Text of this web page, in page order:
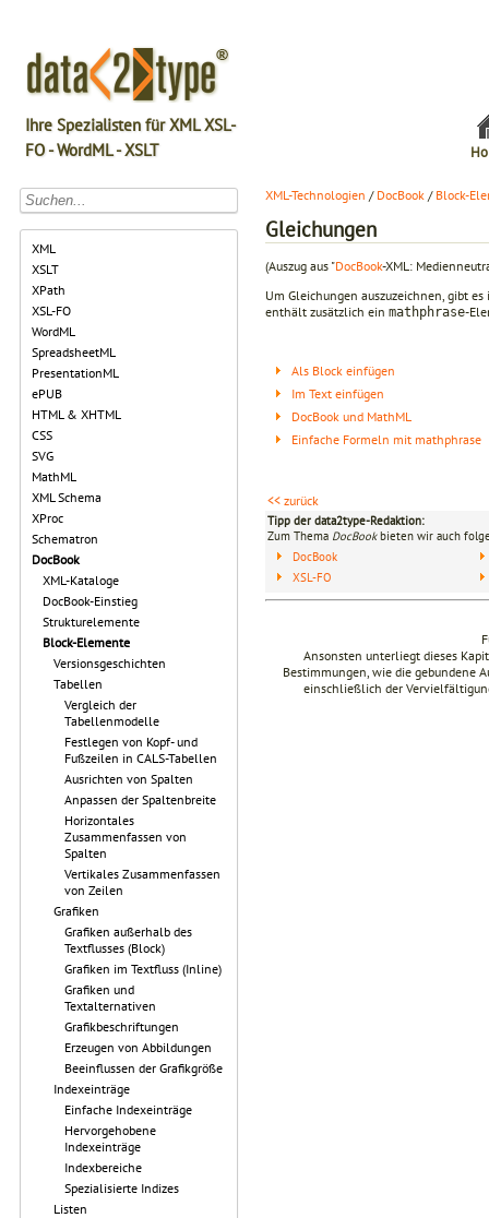
Ihre Spezialisten für XML XSL-
FO - WordML - XSLT
XML
XSLT
XPath
XSL-FO
WordML
SpreadsheetML
PresentationML
ePUB
HTML & XHTML
CSS
SVG
MathML
XML Schema
XProc
Schematron
DocBook
XML-Kataloge
DocBook-Einstieg
Strukturelemente
Block-Elemente
Versionsgeschichten
Tabellen
Vergleich der
Tabellenmodelle
Festlegen von Kopf- und
Fußzeilen in CALS-Tabellen
Ausrichten von Spalten
Anpassen der Spaltenbreite
Horizontales
Zusammenfassen von
Spalten
Vertikales Zusammenfassen
von Zeilen
Grafiken
Grafiken außerhalb des
Textflusses (Block)
Grafiken im Textfluss (Inline)
Grafiken und
Textalternativen
Grafikbeschriftungen
Erzeugen von Abbildungen
Beeinflussen der Grafikgröße
Indexeinträge
Einfache Indexeinträge
Hervorgehobene
Indexeinträge
Indexbereiche
Spezialisierte Indizes
Listen
XML-Technologien / DocBook / Block-
Gleichungen
(Auszug aus "DocBook-XML:
Um Gleichungen auszuzeichnen, gibt
enthält zusätzlich ein mathphrase-
Als Block einfügen
Im Text einfügen
DocBook und MathML
Einfache Formeln mit mathphrase
<< zurück
Tipp der data2type-Redaktion:
Zum Thema DocBookbieten wir auch
DocBook
XSL-FO
Ansonsten unterliegt dieses
Bestimmungen, wie die gebundene
einschließlich der